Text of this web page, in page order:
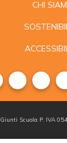
CHI
Giunti Scuola P. IVA